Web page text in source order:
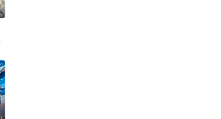
踪的父
姑、铁拐李、韩湘子、曹国舅、蓝采
龙阿布，他阴差阳错地在草食性恐龙的窝里出生，并得到了食草性恐龙
次街头对垒，龙马竟意外回到过去，得以领略父亲年轻时制霸网球场的英